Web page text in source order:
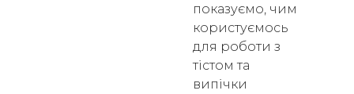
показуємо, чим
користуємось
для роботи з
тістом та
випічки